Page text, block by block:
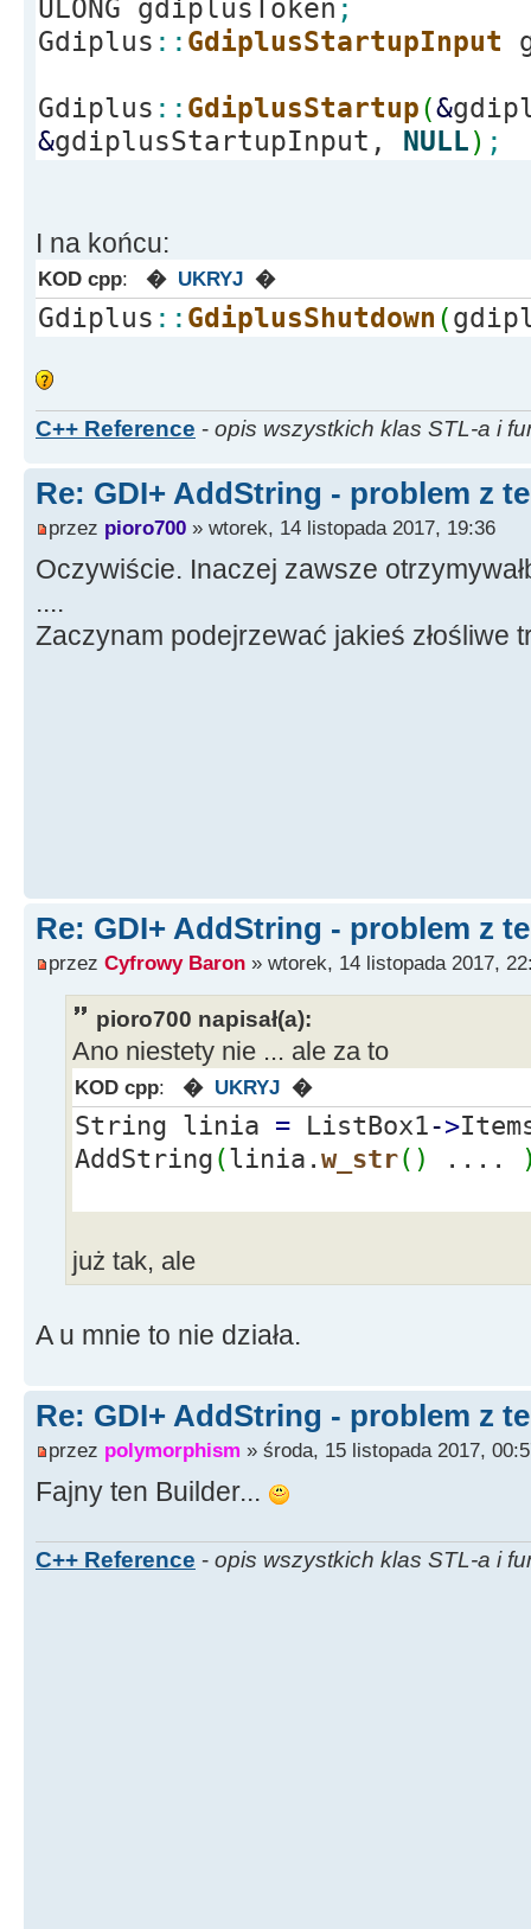
ULONG gdiplusToken ;
Gdiplus :: GdiplusStartupInput
Gdiplus :: GdiplusStartup(&
&gdiplusStartupInput, NULL) ;
I na końcu:
KOD cpp: � UKRYJ �
Gdiplus :: GdiplusShutdown (
C++ Reference - opis wszystkich klas STL-a i
Re: GDI+ AddString - problem z
przez pioro700 » wtorek, 14 listopada 2017, 19:36
Oczywiście. Inaczej zawsze
....
Zaczynam podejrzewać jakieś złośliwe
Re: GDI+ AddString - problem z
przez Cyfrowy Baron » wtorek, 14 listopada 2017,
pioro700 napisał(a):
Ano niestety nie ... ale za to
KOD cpp: � UKRYJ �
String linia = ListBox1->
AddString ( linia. w_str( ) ....
już tak, ale
A u mnie to nie działa.
Re: GDI+ AddString - problem z
przez polymorphism » środa, 15 listopada 2017,
Fajny ten Builder...
C++ Reference - opis wszystkich klas STL-a i